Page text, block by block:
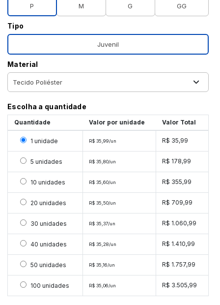
P M G GG
Tipo
Juvenil
Material
Escolha a quantidade
Quantidade Valor por unidade Valor Total
Selecionar 1 unidade
1 unidade R$ 35,99/un R$ 35,99
Selecionar 5 unidades
5 unidades R$ 35,80/un R$ 178,99
Selecionar 10 unidades
10 unidades R$ 35,60/un R$ 355,99
Selecionar 20 unidades
20 unidades R$ 35,50/un R$ 709,99
Selecionar 30 unidades
30 unidades R$ 35,37/un R$ 1.060,99
Selecionar 40 unidades
40 unidades R$ 35,28/un R$ 1.410,99
Selecionar 50 unidades
50 unidades R$ 35,16/un R$ 1.757,99
Selecionar 100 unidades
100 unidades R$ 35,06/un R$ 3.505,99